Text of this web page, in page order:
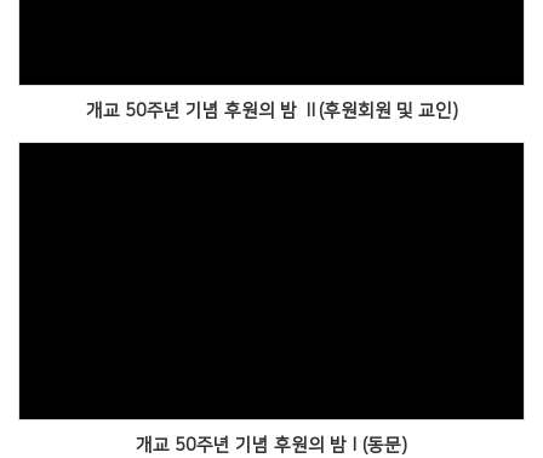
개교 50주년 기념 후원의 밤 Ⅱ(후원회원 및 교인)
개교 50주년 기념 후원의 밤Ⅰ(동문)